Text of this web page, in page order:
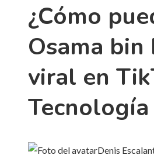
¿Cómo
Osama bin
viral en
Tecnología
Denis